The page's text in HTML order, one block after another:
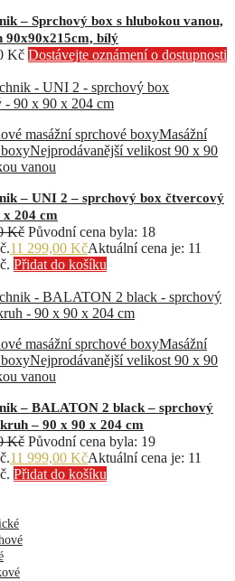
– Sprchový box s hlubokou vanou,
bílý
Kč Dostávejte oznámení o dostupnosti
masážní sprchové boxyMasážní
Nejprodávanější velikost 90 x 90
vanou
– UNI 2 – sprchový box čtvercový
x 204 cm
Kč Původní cena byla: 18
11 299,00 KčAktuální cena je: 11
Přidat do košíku
masážní sprchové boxyMasážní
Nejprodávanější velikost 90 x 90
vanou
– BALATON 2 black – sprchový
– 90 x 90 x 204 cm
Kč Původní cena byla: 19
11 999,00 KčAktuální cena je: 11
Přidat do košíku